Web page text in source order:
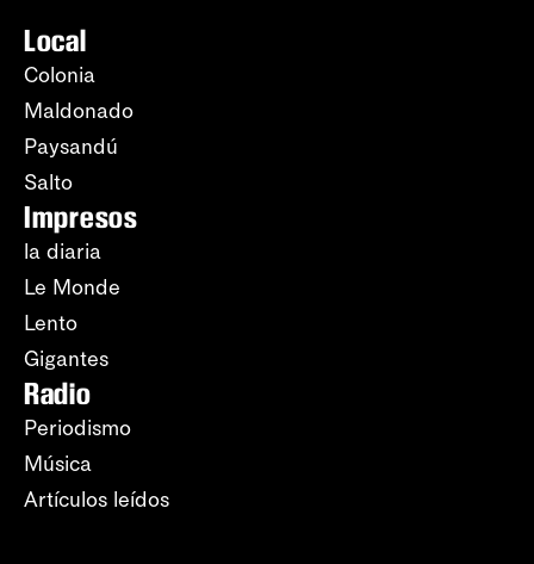
Local
Colonia
Maldonado
Paysandú
Salto
Impresos
la diaria
Le Monde
Lento
Gigantes
Radio
Periodismo
Música
Artículos leídos